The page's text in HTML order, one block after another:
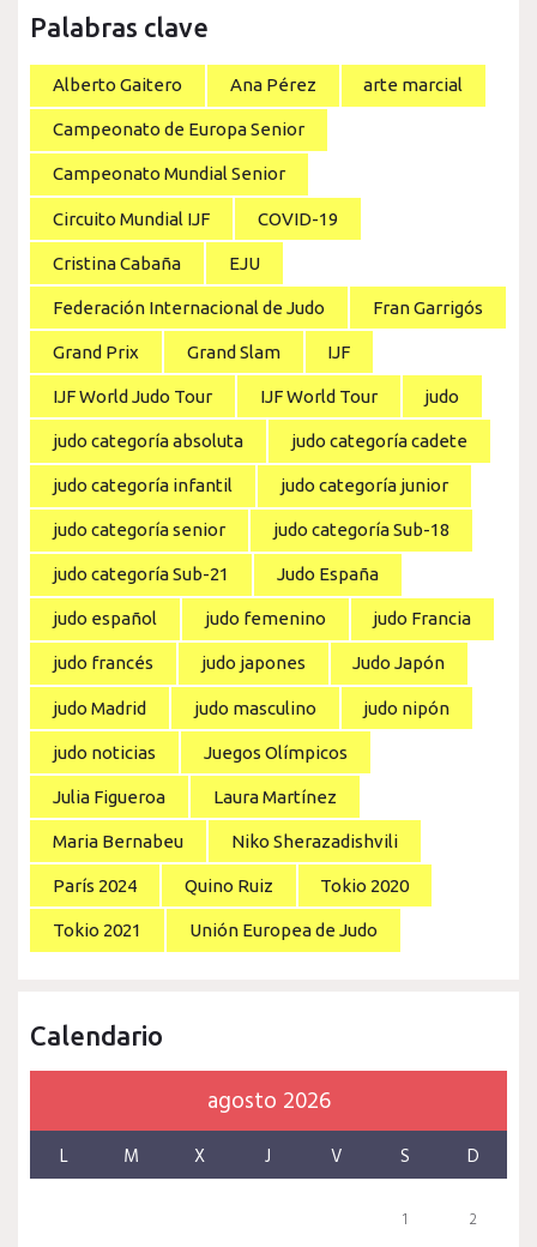
Palabras clave
Alberto Gaitero Ana Pérez arte marcial
Campeonato de Europa Senior
Campeonato Mundial Senior
Circuito Mundial IJF COVID-19
Cristina Cabaña EJU
Federación Internacional de Judo Fran Garrigós
Grand Prix Grand Slam IJF
IJF World Judo Tour IJF World Tour judo
judo categoría absoluta judo categoría cadete
judo categoría infantil judo categoría junior
judo categoría senior judo categoría Sub-18
judo categoría Sub-21 Judo España
judo español judo femenino judo Francia
judo francés judo japones Judo Japón
judo Madrid judo masculino judo nipón
judo noticias Juegos Olímpicos
Julia Figueroa Laura Martínez
Maria Bernabeu Niko Sherazadishvili
París 2024 Quino Ruiz Tokio 2020
Tokio 2021 Unión Europea de Judo
Calendario
agosto 2026
L M X J V S D
1 2